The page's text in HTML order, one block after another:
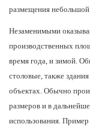
размещения
Незаменимыми
производственных
время года, и зимой.
столовые, также
объектах. Обычно
размеров и в
использования.